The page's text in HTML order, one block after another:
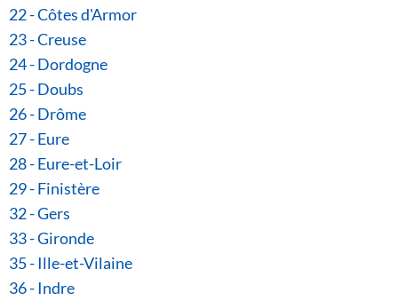
22 - Côtes d'Armor
23 - Creuse
24 - Dordogne
25 - Doubs
26 - Drôme
27 - Eure
28 - Eure-et-Loir
29 - Finistère
32 - Gers
33 - Gironde
35 - Ille-et-Vilaine
36 - Indre